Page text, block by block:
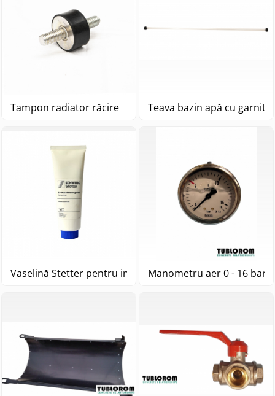
Tampon radiator răcire Teava bazin apă cu
Vaselină Stetter pentru inel autobetonierăManometru aer 0 - 16 bar